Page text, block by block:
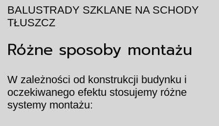
BALUSTRADY SZKLANE NA SCHODY
TŁUSZCZ
Różne sposoby montażu
W zależności od konstrukcji budynku i
oczekiwanego efektu stosujemy różne
systemy montażu: